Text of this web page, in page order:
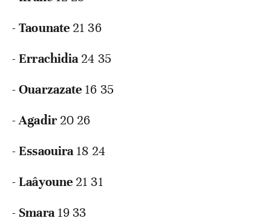
-Taounate 21 36
-Errachidia24 35
-Ouarzazate 16 35
-Agadir20 26
-Essaouira18 24
-Laâyoune 21 31
- Smara19 33